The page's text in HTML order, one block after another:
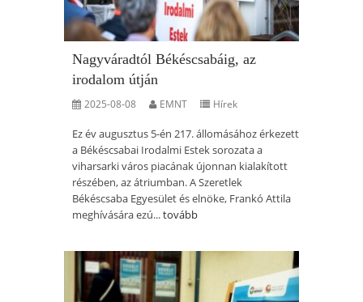
Nagyváradtól Békéscsabáig, az
irodalom útján
2025-08-08 EMNT Hírek
Ez év augusztus 5-én 217. állomásához érkezett
a Békéscsabai Irodalmi Estek sorozata a
viharsarki város piacának újonnan kialakított
részében, az átriumban. A Szeretlek
Békéscsaba Egyesület és elnöke, Frankó Attila
meghívására ezú...tovább